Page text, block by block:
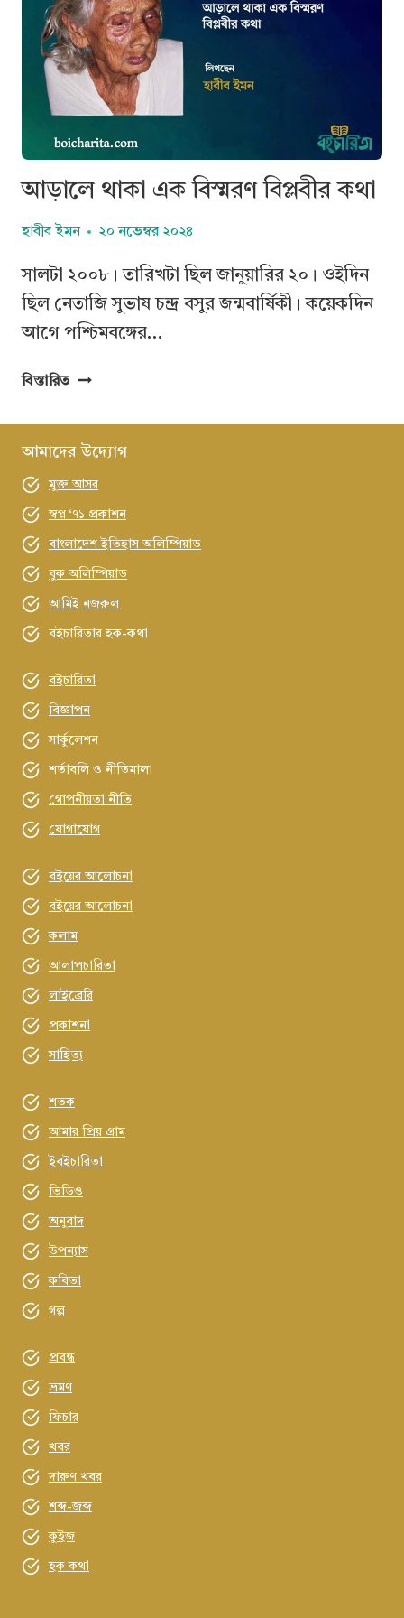
আড়ালে থাকা এক বিস্মরণ বিপ্লবীর কথা
হাবীব ইমন ২০ নভেম্বর ২০২৪
সালটা ২০০৮। তারিখটা ছিল জানুয়ারির ২০। ওইদিন
ছিল নেতাজি সুভাষ চন্দ্র বসুর জন্মবার্ষিকী। কয়েকদিন
আগে পশ্চিমবঙ্গের…
বিস্তারিতআড়ালে
এক
বিস্মরণ
কথা
আমাদের উদ্যোগ
মুক্ত আসর
স্বপ্ন ‘৭১ প্রকাশন
বাংলাদেশ ইতিহাস অলিম্পিয়াড
বুক অলিম্পিয়াড
আমিই নজরুল
বইচারিতার হক-কথা
বইচারিতা
বিজ্ঞাপন
সার্কুলেশন
শর্তাবলি ও নীতিমালা
গোপনীয়তা নীতি
যোগাযোগ
বইয়ের আলোচনা
বইয়ের আলোচনা
কলাম
আলাপচারিতা
লাইব্রেরি
প্রকাশনা
সাহিত্য
শতক
আমার প্রিয় গ্রাম
ইবইচারিতা
ভিডিও
অনুবাদ
উপন্যাস
কবিতা
গল্প
প্রবন্ধ
ভ্রমণ
ফিচার
খবর
দারুণ খবর
শব্দ-জব্দ
কুইজ
হক কথা